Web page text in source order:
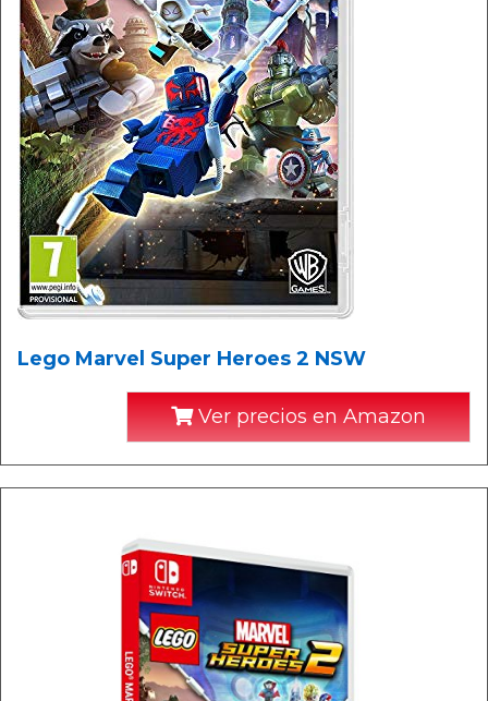
Lego Marvel Super Heroes 2 NSW
Ver precios en Amazon